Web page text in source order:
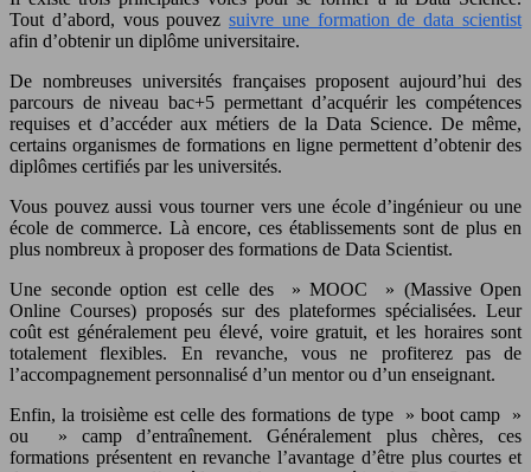
Tout d’abord, vous pouvezsuivre une formation dedatascientist
afin d’obtenir un diplôme universitaire.
De nombreuses universités françaises proposent aujourd’hui des
parcours de niveau bac+5 permettant d’acquérir les compétences
requises et d’accéder aux métiers de la Data Science. De même,
certains organismes de formations en ligne permettent d’obtenir des
diplômes certifiés par les universités.
Vous pouvez aussi vous tourner vers une école d’ingénieur ou une
école de commerce. Là encore, ces établissements sont de plus en
plus nombreux à proposer des formations de Data Scientist.
Une seconde option est celle des » MOOC » (Massive Open
Online Courses) proposés sur des plateformes spécialisées. Leur
coût est généralement peu élevé, voire gratuit, et les horaires sont
totalement flexibles. En revanche, vous ne profiterez pas de
l’accompagnement personnalisé d’un mentor ou d’un enseignant.
Enfin, la troisième est celle des formations de type » boot camp »
ou » camp d’entraînement. Généralement plus chères, ces
formations présentent en revanche l’avantage d’être plus courtes et